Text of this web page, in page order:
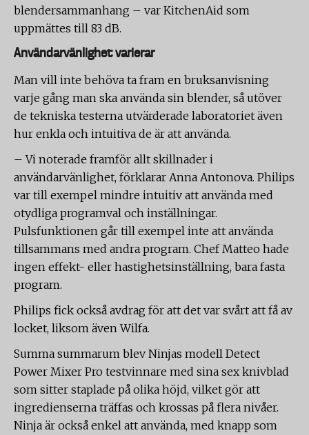
blendersammanhang – var KitchenAid som
uppmättes till 83 dB.
Användarvänlighet varierar
Man vill inte behöva ta fram en bruksanvisning
varje gång man ska använda sin blender, så utöver
de tekniska testerna utvärderade laboratoriet även
hur enkla och intuitiva de är att använda.
– Vi noterade framför allt skillnader i
användarvänlighet, förklarar Anna Antonova. Philips
var till exempel mindre intuitiv att använda med
otydliga programval och inställningar.
Pulsfunktionen går till exempel inte att använda
tillsammans med andra program. Chef Matteo hade
ingen effekt- eller hastighetsinställning, bara fasta
program.
Philips fick också avdrag för att det var svårt att få av
locket, liksom även Wilfa.
Summa summarum blev Ninjas modell Detect
Power Mixer Pro testvinnare med sina sex knivblad
som sitter staplade på olika höjd, vilket gör att
ingredienserna träffas och krossas på flera nivåer.
Ninja är också enkel att använda, med knapp som